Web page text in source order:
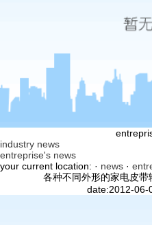
industry news
entreprise's news
your current location: · news ·
各种不同外形的家电皮带
date:2012-06-